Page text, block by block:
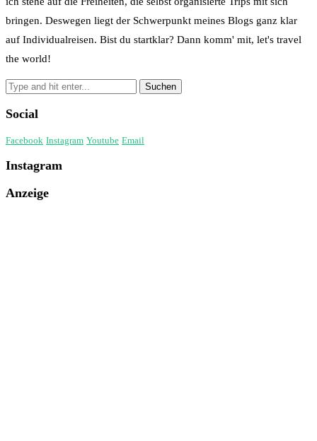
bringen. Deswegen liegt der Schwerpunkt meines Blogs ganz klar
auf Individualreisen. Bist du startklar? Dann komm' mit, let's travel
the world!
Social
Facebook Instagram Youtube Email
Instagram
Anzeige